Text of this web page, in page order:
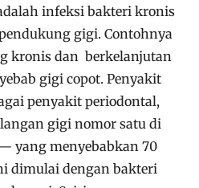
infeksi bakteri kronis
gigi. Contohnya
kronis dan berkelanjutan
gigi copot. Penyakit
penyakit periodontal,
gigi nomor satu di
yang menyebabkan 70
dimulai dengan bakteri